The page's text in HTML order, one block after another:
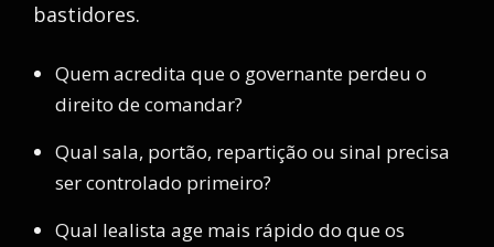
bastidores.
Quem acredita que o governante perdeu o
direito de comandar?
Qual sala, portão, repartição ou sinal precisa
ser controlado primeiro?
Qual lealista age mais rápido do que os